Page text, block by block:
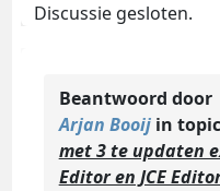
Discussie gesloten.
Beantwoord door
Arjan Booijin topic
met 3 te updaten
Editor en JCE